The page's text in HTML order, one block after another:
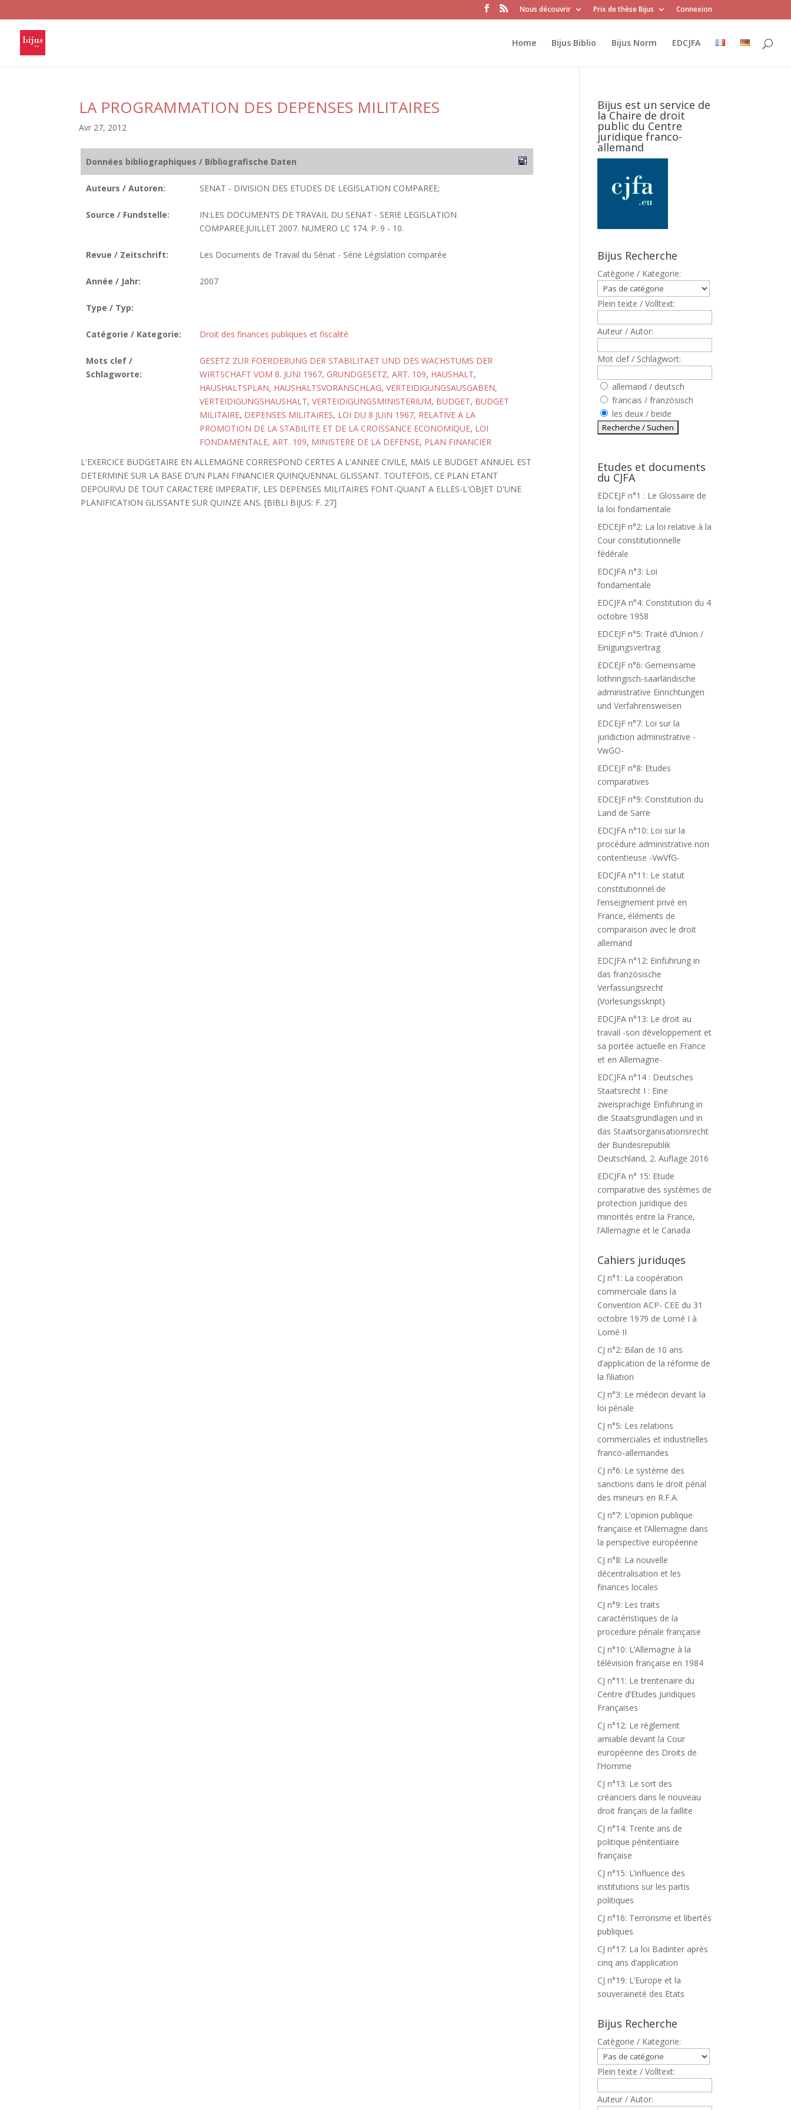
Nous découvrir Prix de thèse Bijus Connexion
Home Bijus Biblio Bijus Norm EDCJFA
LA PROGRAMMATION DES DEPENSES MILITAIRES
Avr 27, 2012
Données bibliographiques / Bibliografische Daten
Auteurs / Autoren: SENAT - DIVISION DES ETUDES DE LEGISLATION COMPAREE;
Source / Fundstelle:
IN:LES DOCUMENTS DE TRAVAIL DU SENAT - SERIE LEGISLATION
COMPAREE.JUILLET 2007. NUMERO LC 174. P. 9 - 10.
Revue / Zeitschrift: Les Documents de Travail du Sénat - Série Législation comparée
Année / Jahr: 2007
Type / Typ:
Catégorie / Kategorie: Droit des finances publiques et fiscalité
Mots clef /
Schlagworte:
GESETZ ZUR FOERDERUNG DER STABILITAET UND DES WACHSTUMS DER
WIRTSCHAFT VOM 8. JUNI 1967, GRUNDGESETZ, ART. 109, HAUSHALT,
HAUSHALTSPLAN, HAUSHALTSVORANSCHLAG, VERTEIDIGUNGSAUSGABEN,
VERTEIDIGUNGSHAUSHALT, VERTEIDIGUNGSMINISTERIUM, BUDGET, BUDGET
MILITAIRE, DEPENSES MILITAIRES, LOI DU 8 JUIN 1967, RELATIVE A LA
PROMOTION DE LA STABILITE ET DE LA CROISSANCE ECONOMIQUE, LOI
FONDAMENTALE, ART. 109, MINISTERE DE LA DEFENSE, PLAN FINANCIER
L'EXERCICE BUDGETAIRE EN ALLEMAGNE CORRESPOND CERTES A L'ANNEE CIVILE, MAIS LE BUDGET ANNUEL EST
DETERMINE SUR LA BASE D'UN PLAN FINANCIER QUINQUENNAL GLISSANT. TOUTEFOIS, CE PLAN ETANT
DEPOURVU DE TOUT CARACTERE IMPERATIF, LES DEPENSES MILITAIRES FONT-QUANT A ELLES-L'OBJET D'UNE
PLANIFICATION GLISSANTE SUR QUINZE ANS. [BIBLI BIJUS: F. 27]
Bijus est un service de
la Chaire de droit
public du Centre
juridique franco-
allemand
Bijus Recherche
Catègorie / Kategorie:
Plein texte / Volltext:
Auteur / Autor:
Mot clef / Schlagwort:
allemand / deutsch
francais / französisch
les deux / beide
Etudes et documents
du CJFA
EDCEJF n°1 : Le Glossaire de
la loi fondamentale
EDCEJF n°2: La loi relative à la
Cour constitutionnelle
fédérale
EDCJFA n°3: Loi
fondamentale
EDCJFA n°4: Constitution du 4
octobre 1958
EDCEJF n°5: Traité d’Union /
Einigungsvertrag
EDCEJF n°6: Gemeinsame
lothringisch-saarländische
administrative Einrichtungen
und Verfahrensweisen
EDCEJF n°7: Loi sur la
juridiction administrative -
VwGO-
EDCEJF n°8: Etudes
comparatives
EDCEJF n°9: Constitution du
Land de Sarre
EDCJFA n°10: Loi sur la
procédure administrative non
contentieuse -VwVfG-
EDCJFA n°11: Le statut
constitutionnel de
l’enseignement privé en
France, éléments de
comparaison avec le droit
allemand
EDCJFA n°12: Einführung in
das französische
Verfassungsrecht
(Vorlesungsskript)
EDCJFA n°13: Le droit au
travail -son développement et
sa portée actuelle en France
et en Allemagne-
EDCJFA n°14 : Deutsches
Staatsrecht I : Eine
zweisprachige Einführung in
die Staatsgrundlagen und in
das Staatsorganisationsrecht
der Bundesrepublik
Deutschland, 2. Auflage 2016
EDCJFA n° 15: Etude
comparative des systèmes de
protection juridique des
minorités entre la France,
l’Allemagne et le Canada
Cahiers juriduqes
CJ n°1: La coopération
commerciale dans la
Convention ACP- CEE du 31
octobre 1979 de Lomé I à
Lomé II
CJ n°2: Bilan de 10 ans
d’application de la réforme de
la filiation
CJ n°3: Le médecin devant la
loi pénale
CJ n°5: Les relations
commerciales et industrielles
franco-allemandes
CJ n°6: Le système des
sanctions dans le droit pénal
des mineurs en R.F.A.
CJ n°7: L’opinion publique
française et l’Allemagne dans
la perspective européenne
CJ n°8: La nouvelle
décentralisation et les
finances locales
CJ n°9: Les traits
caractéristiques de la
procedure pénale française
CJ n°10: L’Allemagne à la
télévision française en 1984
CJ n°11: Le trentenaire du
Centre d’Etudes Juridiques
Françaises
CJ n°12: Le règlement
amiable devant la Cour
européenne des Droits de
l’Homme
CJ n°13: Le sort des
créanciers dans le nouveau
droit français de la faillite
CJ n°14: Trente ans de
politique pénitentiaire
française
CJ n°15: L’influence des
institutions sur les partis
politiques
CJ n°16: Terrorisme et libertés
publiques
CJ n°17: La loi Badinter après
cinq ans d’application
CJ n°19: L’Europe et la
souveraineté des Etats
Bijus Recherche
Catègorie / Kategorie:
Plein texte / Volltext:
Auteur / Autor: